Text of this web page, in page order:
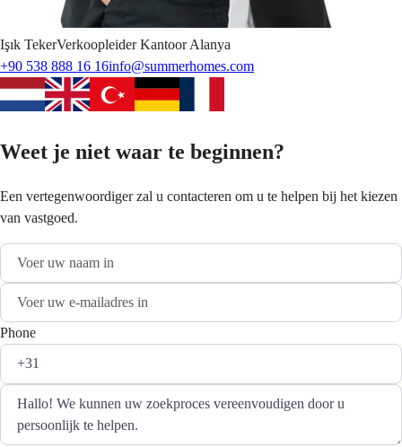
Işık TekerVerkoopleider Kantoor Alanya
+90 538 888 16 16info@summerhomes.com
Weet je niet waar te beginnen?
Een vertegenwoordiger zal u contacteren om u te helpen bij het kiezen
van vastgoed.
Phone